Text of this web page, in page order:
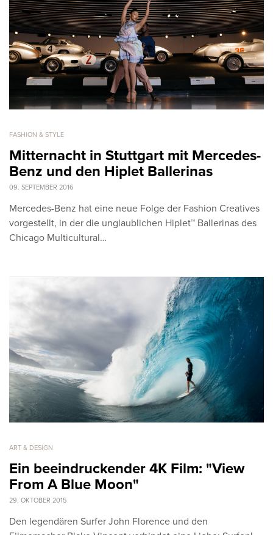
FASHION & STYLE
Mitternacht in Stuttgart mit Mercedes-
Benz und den Hiplet Ballerinas
09. SEPTEMBER 2016
Mercedes-Benz hat eine neue Folge der Fashion Creatives
vorgestellt, in der die unglaublichen Hiplet™ Ballerinas des
Chicago Multicultural…
ART & DESIGN
Ein beeindruckender 4K Film: "View
From A Blue Moon"
29. OKTOBER 2015
Den legendären Surfer John Florence und den